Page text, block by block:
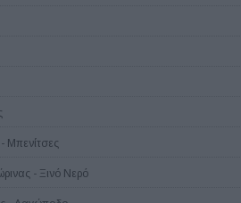
Μπενίτσες
- Ξινό Νερό